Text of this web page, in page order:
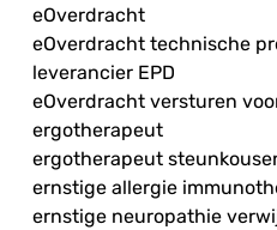
eOverdracht
eOverdracht technische
leverancier EPD
eOverdracht versturen
ergotherapeut
ergotherapeut
ernstige allergie
ernstige neuropathie